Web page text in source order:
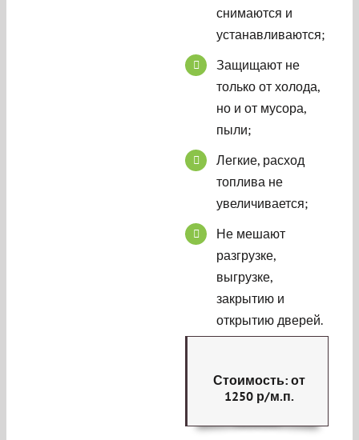
снимаются и
устанавливаются;
Защищают не
только от холода,
но и от мусора,
пыли;
Легкие, расход
топлива не
увеличивается;
Не мешают
разгрузке,
выгрузке,
закрытию и
открытию дверей.
Стоимость: от
1250 р/м.п.